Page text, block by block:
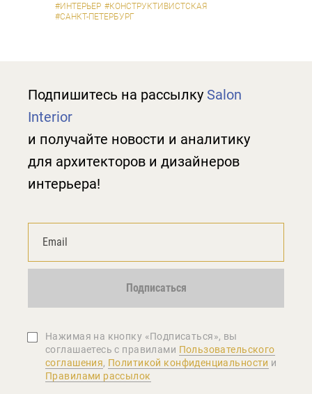
#ИНТЕРЬЕР #КОНСТРУКТИВИСТСКАЯ
#САНКТ-ПЕТЕРБУРГ
Подпишитесь на рассылку Salon
Interior
и получайте новости и аналитику
для архитекторов и дизайнеров
интерьера!
Подписаться
Нажимая на кнопку «Подписаться», вы
соглашаетеcь с правилами Пользовательского
соглашения, Политикой конфиденциальности и
Правилами рассылок